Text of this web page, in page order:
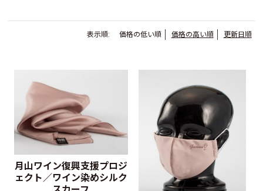
表示順: 価格の低い順 価格の高い順 更新日順
月山ワイン復興支援プロジ
ェクト／ワイン染めシルク